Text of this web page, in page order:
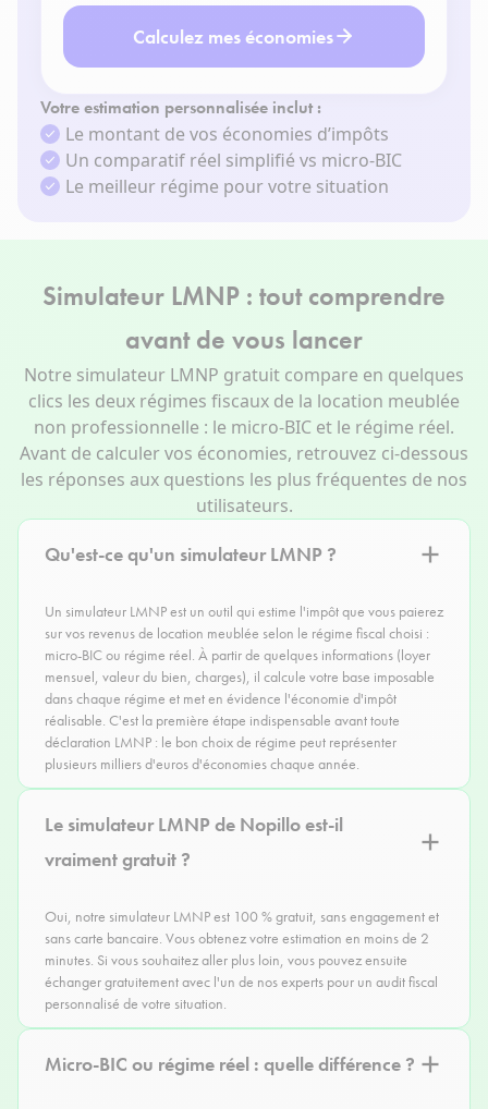
Calculez mes économies
Votre estimation personnalisée inclut :
Le montant de vos économies d’impôts
Un comparatif réel simplifié vs micro-BIC
Le meilleur régime pour votre situation
Simulateur LMNP : tout comprendre
avant de vous lancer
Notre simulateur LMNP gratuit compare en quelques
clics les deux régimes fiscaux de la location meublée
non professionnelle : le micro-BIC et le régime réel.
Avant de calculer vos économies, retrouvez ci-dessous
les réponses aux questions les plus fréquentes de nos
utilisateurs.
Qu'est-ce qu'un simulateur LMNP ?
Un simulateur LMNP est un outil qui estime l'impôt que vous paierez
sur vos revenus de location meublée selon le régime fiscal choisi :
micro-BIC ou régime réel. À partir de quelques informations (loyer
mensuel, valeur du bien, charges), il calcule votre base imposable
dans chaque régime et met en évidence l'économie d'impôt
réalisable. C'est la première étape indispensable avant toute
déclaration LMNP : le bon choix de régime peut représenter
plusieurs milliers d'euros d'économies chaque année.
Le simulateur LMNP de Nopillo est-il
vraiment gratuit ?
Oui, notre simulateur LMNP est 100 % gratuit, sans engagement et
sans carte bancaire. Vous obtenez votre estimation en moins de 2
minutes. Si vous souhaitez aller plus loin, vous pouvez ensuite
échanger gratuitement avec l'un de nos experts pour un audit fiscal
personnalisé de votre situation.
Micro-BIC ou régime réel : quelle différence ?